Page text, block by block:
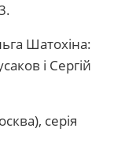
Шатохіна:
і Сергій
серія